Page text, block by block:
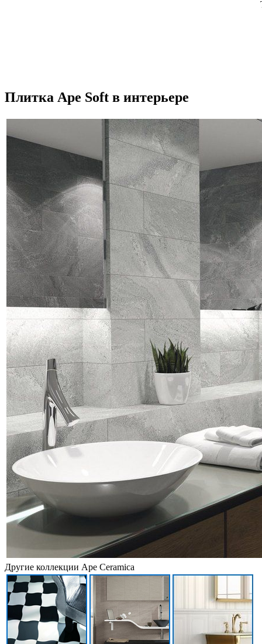
Плитка Ape Soft в интерьере
Другие коллекции Ape Ceramica